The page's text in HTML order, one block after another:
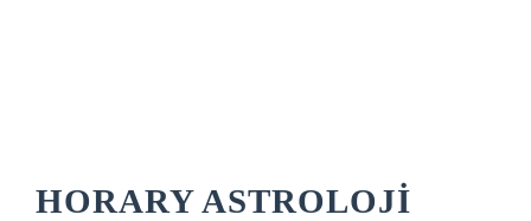
HORARY ASTROLOJI